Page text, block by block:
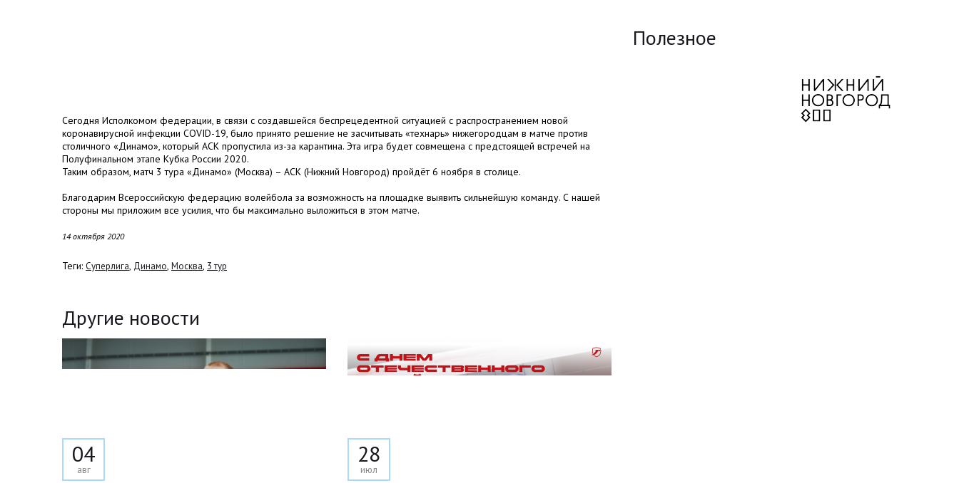
Сегодня Исполкомом федерации, в связи с создавшейся беспрецедентной ситуацией с распространением новой
коронавирусной инфекции COVID-19, было принято решение не засчитывать «технарь» нижегородцам в матче против
столичного «Динамо», который АСК пропустила из-за карантина. Эта игра будет совмещена с предстоящей встречей на
Полуфинальном этапе Кубка России 2020.
Таким образом, матч 3 тура «Динамо» (Москва) – АСК (Нижний Новгород) пройдёт 6 ноября в столице.
Благодарим Всероссийскую федерацию волейбола за возможность на площадке выявить сильнейшую команду. С нашей
стороны мы приложим все усилия, что бы максимально выложиться в этом матче.
14 октября 2020
Теги: Суперлига, Динамо, Москва, 3 тур
Другие новости
04
авг
28
июл
Полезное